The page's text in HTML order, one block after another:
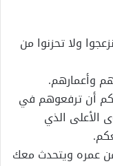
ولا تحزنوا من
وأعمارهم.
أن ترفعوهم في
الأعلى الذي
عمره ويتحدث معك